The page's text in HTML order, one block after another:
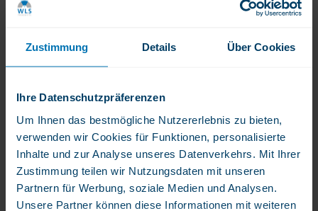
Zustimmung Details Über Cookies
Ihre Datenschutzpräferenzen
Um Ihnen das bestmögliche Nutzererlebnis zu bieten,
verwenden wir Cookies für Funktionen, personalisierte
Inhalte und zur Analyse unseres Datenverkehrs. Mit Ihrer
Zustimmung teilen wir Nutzungsdaten mit unseren
Partnern für Werbung, soziale Medien und Analysen.
Unsere Partner können diese Informationen mit weiteren
Oft sind es kleine und regelmäßige Gewohnheiten, die
tägliche Bewegung, auch kurze Einheiten,
Ruhe beim Essen,
Vorbildverhalten der Eltern.
Bewegung muss nicht anstrengend sein – kurze
Spaziergänge, ein paar Minuten Spielen im Freien oder
kleine Aktivpausen im Haus reichen bereits aus.